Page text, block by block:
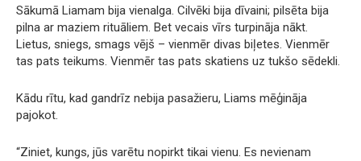
Sākumā Liamam bija vienalga. Cilvēki bija dīvaini; pilsēta bija
pilna ar maziem rituāliem. Bet vecais vīrs turpināja nākt.
Lietus, sniegs, smags vējš – vienmēr divas biļetes. Vienmēr
tas pats teikums. Vienmēr tas pats skatiens uz tukšo sēdekli.
Kādu rītu, kad gandrīz nebija pasažieru, Liams mēģināja
pajokot.
“Ziniet, kungs, jūs varētu nopirkt tikai vienu. Es nevienam